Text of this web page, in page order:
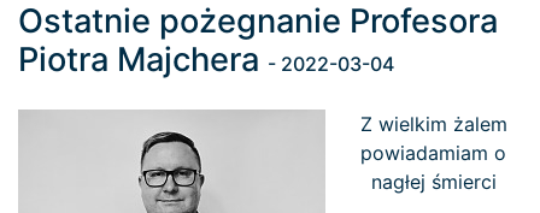
Loading...
Ostatnie pożegnanie Profesora
Piotra Majchera - 2022-03-04
Z wielkim żalem
powiadamiam o
nagłej śmierci